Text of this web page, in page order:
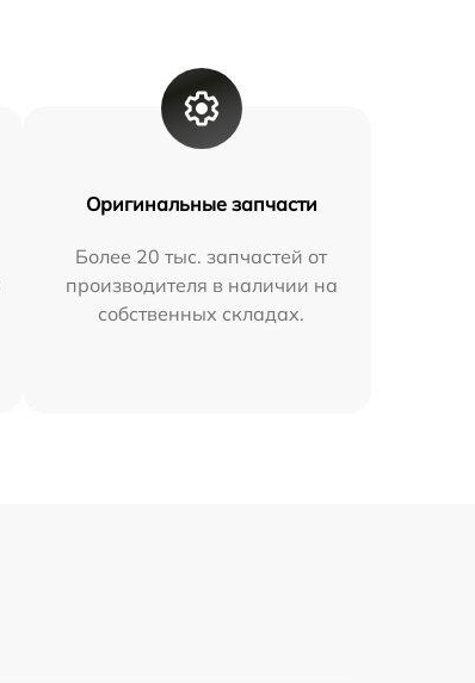
Оригинальные запчасти
Более 20 тыс. запчастей от
производителя в наличии на
собственных складах.